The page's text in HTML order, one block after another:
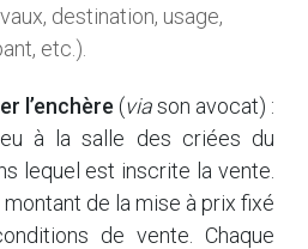
destination, usage,
etc.).
l’enchère (viason avocat) :
à la salle des criées du
lequel est inscrite la vente.
de la mise à prix fixé
de vente. Chaque